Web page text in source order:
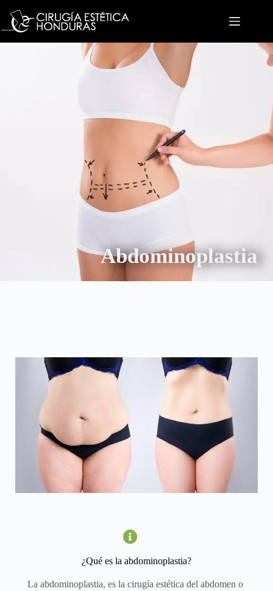
Abdominoplastia
¿Qué es la abdominoplastia?
La abdominoplastia, es la cirugía estética del abdomen o